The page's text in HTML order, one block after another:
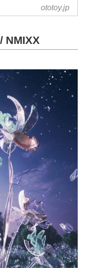
フロンティア
全48曲の試聴・ダ
で！ 『エヴ
シリーズを制作す
ライズがタッグを組
ダムシリーズ『機動
GQuuuuuuX(ジーク
場先行版が今年1月
収は約34億、動員
突破し大ヒットを
TV放送がスタート
最も話題となってい
。劇場先行版で使用
...
ototoy.jp
NMIXX